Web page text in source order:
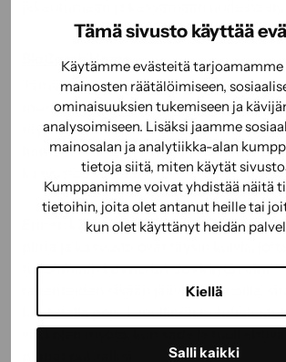
Tämä sivusto käyttää
Käytämme evästeitä tarjoamamme
mainosten räätälöimiseen,
ominaisuuksien tukemiseen ja
analysoimiseen. Lisäksi jaamme
mainosalan ja analytiikka-alan
tietoja siitä, miten käytät
Kumppanimme voivat yhdistää näitä
tietoihin, joita olet antanut heille tai
kun olet käyttänyt heidän
Kiellä
Salli kaikki
BioComb Home
Tämä tuho- ja suoja-aine sopii
mustapistehometta. Voit käsitellä sillä
räystäät kuin sokkelitkin. BioComb
homekasvuston ja antaa pitkäaikaisen
kasvustoa vastaan.
Ennen käsittelyä muista varmistaa,
tuhoamaan kasvustot. Jos käytät
rakenteiden sisään jäävillä pinnoilla,
huuhdella pois. Lopullinen
viikkojen myötä, kun sade ja tuuli